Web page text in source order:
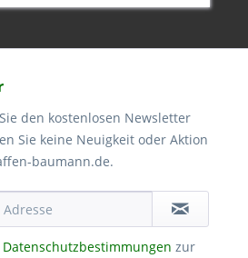
den kostenlosen Newsletter
Sie keine Neuigkeit oder Aktion
baumann.de.
Datenschutzbestimmungen zur